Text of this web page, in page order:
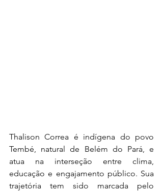
Thalison Correa é indígena do povo
Tembé, natural de Belém do Pará, e
atua na interseção entre clima,
educação e engajamento público. Sua
trajetória tem sido marcada pelo